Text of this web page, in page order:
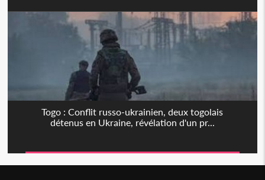
Togo : Conflit russo-ukrainien, deux togolais
détenus en Ukraine, révélation d'un pr...